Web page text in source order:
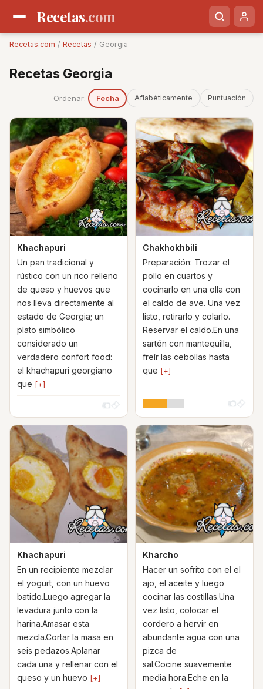
Recetas.com
Recetas.com / Recetas / Georgia
Recetas Georgia
Ordenar: Fecha Aflabéticamente Puntuación
Khachapuri
Un pan tradicional y
rústico con un rico relleno
de queso y huevos que
nos lleva directamente al
estado de Georgia; un
plato simbólico
considerado un
verdadero confort food:
el khachapuri georgiano
que [+]
Chakhokhbili
Preparación: Trozar el
pollo en cuartos y
cocinarlo en una olla con
el caldo de ave. Una vez
listo, retirarlo y colarlo.
Reservar el caldo.En una
sartén con mantequilla,
freír las cebollas hasta
que [+]
Khachapuri
En un recipiente mezclar
el yogurt, con un huevo
batido.Luego agregar la
levadura junto con la
harina.Amasar esta
mezcla.Cortar la masa en
seis pedazos.Aplanar
cada una y rellenar con el
queso y un huevo [+]
Kharcho
Hacer un sofrito con el el
ajo, el aceite y luego
cocinar las costillas.Una
vez listo, colocar el
cordero a hervir en
abundante agua con una
pizca de
sal.Cocine suavemente
media hora.Eche en la